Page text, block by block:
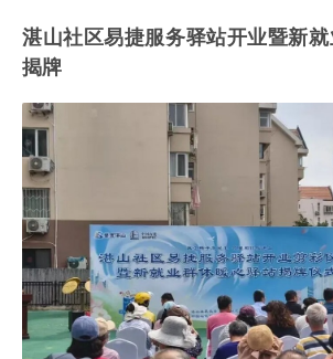
湛山社区易捷服务驿站开业暨新
揭牌